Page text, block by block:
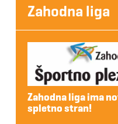
Zahodna liga
Zahodna liga ima
spletno stran!